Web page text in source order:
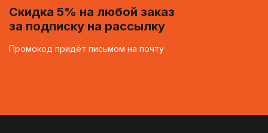
Скидка 5% на любой заказ
за подписку на рассылку
Промокод придёт письмом на почту